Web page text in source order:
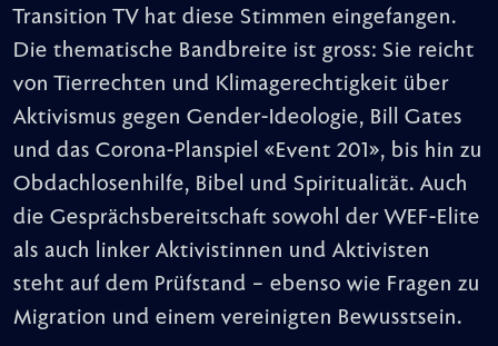
Transition TV hat diese Stimmen eingefangen.
Die thematische Bandbreite ist gross: Sie reicht
von Tierrechten und Klimagerechtigkeit über
Aktivismus gegen Gender-Ideologie, Bill Gates
und das Corona-Planspiel «Event 201», bis hin zu
Obdachlosenhilfe, Bibel und Spiritualität. Auch
die Gesprächsbereitschaft sowohl der WEF-Elite
als auch linker Aktivistinnen und Aktivisten
steht auf dem Prüfstand – ebenso wie Fragen zu
Migration und einem vereinigten Bewusstsein.